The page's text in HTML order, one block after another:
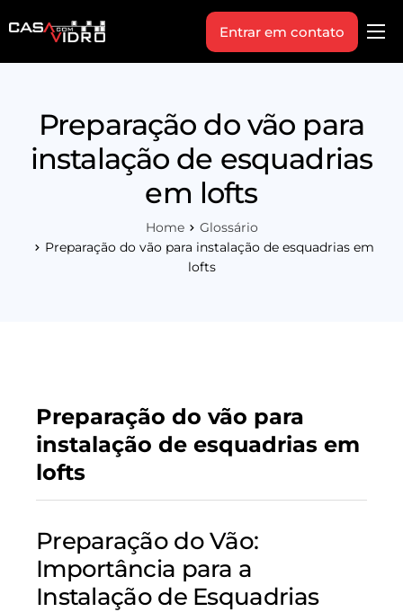
Produtos
Indique+
Blog
Vagas
Entrar em contato
Preparação do vão para
instalação de esquadrias
em lofts
Home
Glossário
Preparação do vão para instalação de esquadrias em
lofts
Preparação do vão para
instalação de esquadrias em
lofts
Preparação do Vão:
Importância para a
Instalação de Esquadrias